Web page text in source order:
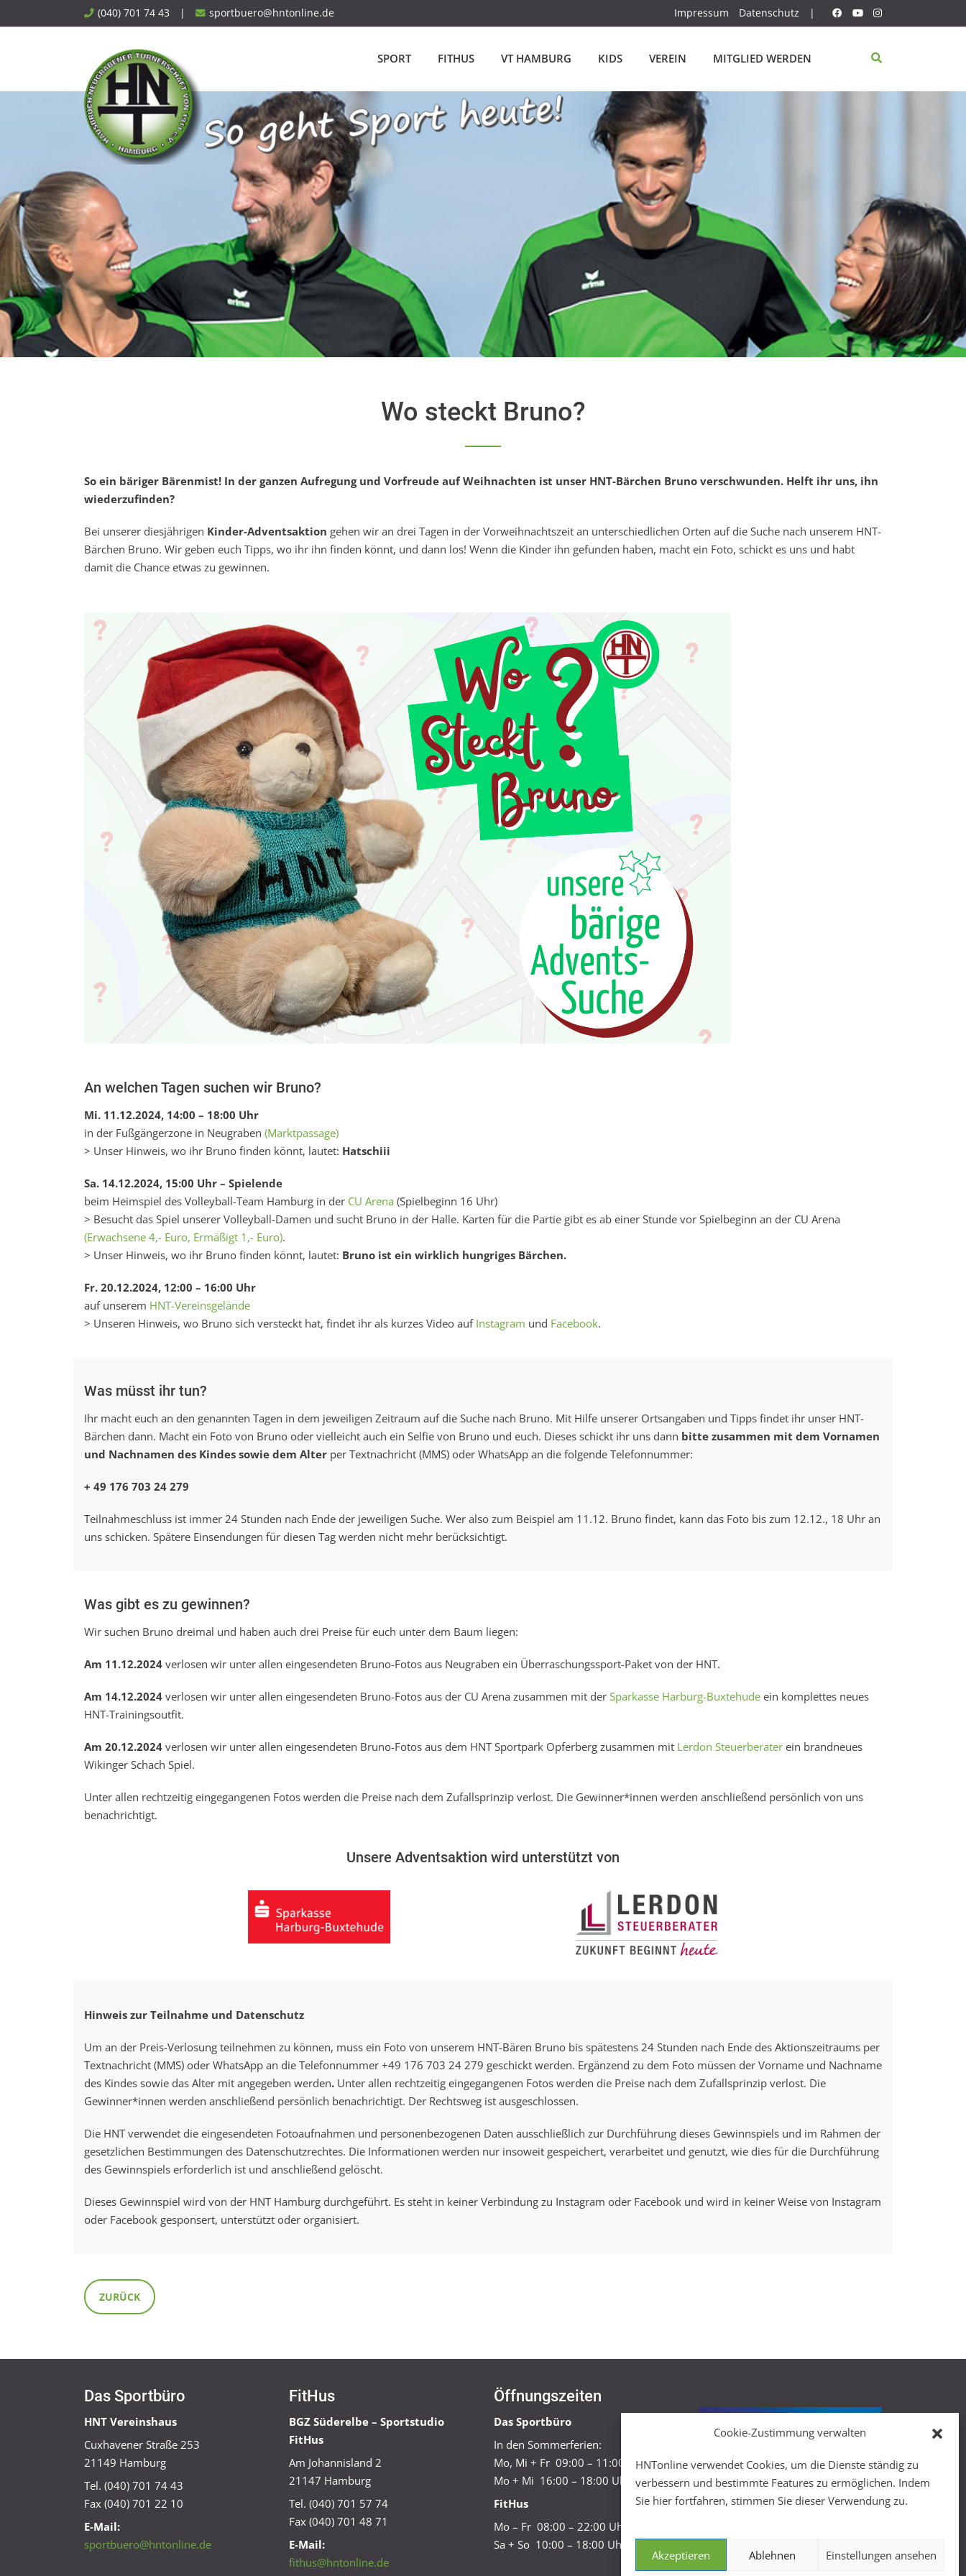
Cookie-Zustimmung verwalten
HNTonline verwendet Cookies, um die Dienste ständig zu
verbessern und bestimmte Features zu ermöglichen. Indem
Sie hier fortfahren, stimmen Sie dieser Verwendung zu.
Akzeptieren Ablehnen Einstellungen ansehen
to
(040) 701 74 43 | sportbuero@hntonline.de Impressum Datenschutz |
SPORT FITHUS VT HAMBURG KIDS VEREIN MITGLIED WERDEN
Wo steckt Bruno?
So ein bäriger Bärenmist! In der ganzen Aufregung und Vorfreude auf Weihnachten ist unser HNT-Bärchen Bruno verschwunden. Helft ihr uns, ihn
wiederzufinden?
Bei unserer diesjährigen Kinder-Adventsaktion gehen wir an drei Tagen in der Vorweihnachtszeit an unterschiedlichen Orten auf die Suche nach unserem HNT-
Bärchen Bruno. Wir geben euch Tipps, wo ihr ihn finden könnt, und dann los! Wenn die Kinder ihn gefunden haben, macht ein Foto, schickt es uns und habt
damit die Chance etwas zu gewinnen.
An welchen Tagen suchen wir Bruno?
Mi. 11.12.2024, 14:00 – 18:00 Uhr
in der Fußgängerzone in Neugraben (Marktpassage)
> Unser Hinweis, wo ihr Bruno finden könnt, lautet: Hatschiii
Sa. 14.12.2024, 15:00 Uhr – Spielende
beim Heimspiel des Volleyball-Team Hamburg in der CU Arena (Spielbeginn 16 Uhr)
> Besucht das Spiel unserer Volleyball-Damen und sucht Bruno in der Halle. Karten für die Partie gibt es ab einer Stunde vor Spielbeginn an der CU Arena
(Erwachsene 4,- Euro, Ermäßigt 1,- Euro).
> Unser Hinweis, wo ihr Bruno finden könnt, lautet: Bruno ist ein wirklich hungriges Bärchen.
Fr. 20.12.2024, 12:00 – 16:00 Uhr
auf unserem HNT-Vereinsgelände
> Unseren Hinweis, wo Bruno sich versteckt hat, findet ihr als kurzes Video auf Instagram und Facebook.
Was müsst ihr tun?
Ihr macht euch an den genannten Tagen in dem jeweiligen Zeitraum auf die Suche nach Bruno. Mit Hilfe unserer Ortsangaben und Tipps findet ihr unser HNT-
Bärchen dann. Macht ein Foto von Bruno oder vielleicht auch ein Selfie von Bruno und euch. Dieses schickt ihr uns dann bitte zusammen mit dem Vornamen
und Nachnamen des Kindes sowie dem Alter per Textnachricht (MMS) oder WhatsApp an die folgende Telefonnummer:
+ 49 176 703 24 279
Teilnahmeschluss ist immer 24 Stunden nach Ende der jeweiligen Suche. Wer also zum Beispiel am 11.12. Bruno findet, kann das Foto bis zum 12.12., 18 Uhr an
uns schicken. Spätere Einsendungen für diesen Tag werden nicht mehr berücksichtigt.
Was gibt es zu gewinnen?
Wir suchen Bruno dreimal und haben auch drei Preise für euch unter dem Baum liegen:
Am 11.12.2024 verlosen wir unter allen eingesendeten Bruno-Fotos aus Neugraben ein Überraschungssport-Paket von der HNT.
Am 14.12.2024 verlosen wir unter allen eingesendeten Bruno-Fotos aus der CU Arena zusammen mit der Sparkasse Harburg-Buxtehude ein komplettes neues
HNT-Trainingsoutfit.
Am 20.12.2024 verlosen wir unter allen eingesendeten Bruno-Fotos aus dem HNT Sportpark Opferberg zusammen mit Lerdon Steuerberater ein brandneues
Wikinger Schach Spiel.
Unter allen rechtzeitig eingegangenen Fotos werden die Preise nach dem Zufallsprinzip verlost. Die Gewinner*innen werden anschließend persönlich von uns
benachrichtigt.
Unsere Adventsaktion wird unterstützt von
Hinweis zur Teilnahme und Datenschutz
Um an der Preis-Verlosung teilnehmen zu können, muss ein Foto von unserem HNT-Bären Bruno bis spätestens 24 Stunden nach Ende des Aktionszeitraums per
Textnachricht (MMS) oder WhatsApp an die Telefonnummer +49 176 703 24 279 geschickt werden. Ergänzend zu dem Foto müssen der Vorname und Nachname
des Kindes sowie das Alter mit angegeben werden. Unter allen rechtzeitig eingegangenen Fotos werden die Preise nach dem Zufallsprinzip verlost. Die
Gewinner*innen werden anschließend persönlich benachrichtigt. Der Rechtsweg ist ausgeschlossen.
Die HNT verwendet die eingesendeten Fotoaufnahmen und personenbezogenen Daten ausschließlich zur Durchführung dieses Gewinnspiels und im Rahmen der
gesetzlichen Bestimmungen des Datenschutzrechtes. Die Informationen werden nur insoweit gespeichert, verarbeitet und genutzt, wie dies für die Durchführung
des Gewinnspiels erforderlich ist und anschließend gelöscht.
Dieses Gewinnspiel wird von der HNT Hamburg durchgeführt. Es steht in keiner Verbindung zu Instagram oder Facebook und wird in keiner Weise von Instagram
oder Facebook gesponsert, unterstützt oder organisiert.
ZURÜCK
Das Sportbüro
HNT Vereinshaus
Cuxhavener Straße 253
21149 Hamburg
Tel. (040) 701 74 43
Fax (040) 701 22 10
E-Mail:
sportbuero@hntonline.de
FitHus
BGZ Süderelbe – Sportstudio
FitHus
Am Johannisland 2
21147 Hamburg
Tel. (040) 701 57 74
Fax (040) 701 48 71
E-Mail:
fithus@hntonline.de
Öffnungszeiten
Das Sportbüro
In den Sommerferien:
Mo, Mi + Fr 09:00 – 11:00 Uhr
Mo + Mi 16:00 – 18:00 Uhr
FitHus
Mo – Fr 08:00 – 22:00 Uhr
Sa + So 10:00 – 18:00 Uhr